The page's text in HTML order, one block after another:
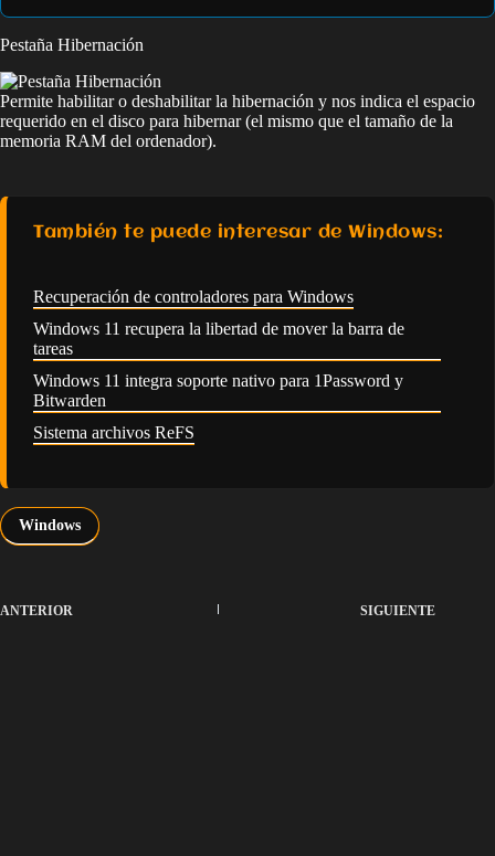
Pestaña Hibernación
Permite habilitar o deshabilitar la hibernación y nos indica el espacio
requerido en el disco para hibernar (el mismo que el tamaño de la
memoria RAM del ordenador).
También te puede interesar de Windows:
Recuperación de controladores para Windows
Windows 11 recupera la libertad de mover la barra de
tareas
Windows 11 integra soporte nativo para 1Password y
Bitwarden
Sistema archivos ReFS
Windows
ANTERIOR SIGUIENTE